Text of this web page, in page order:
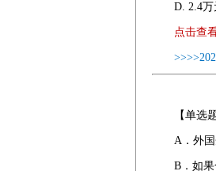
D. 2.4万
点击查
【单
A．外
B．如